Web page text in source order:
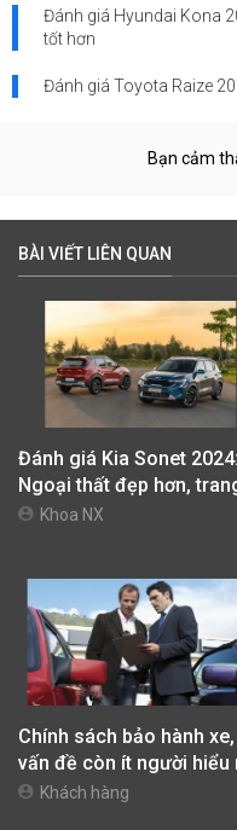
Đánh giá Hyundai Kona
tốt hơn
Đánh giá Toyota Raize
Bạn cảm
BÀI VIẾT LIÊN QUAN
Đánh giá Kia Sonet 2024:
Ngoại thất đẹp hơn,
bị đáng giá
Khoa NX
Chính sách bảo hành xe,
vấn đề còn ít người hiểu
Khách hàng